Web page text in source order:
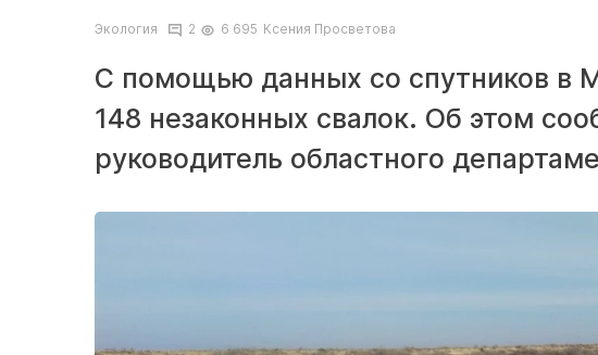
Экология 2 6 695 Ксения Просветова
С помощью данных со спутников в
148 незаконных свалок. Об этом
руководитель областного